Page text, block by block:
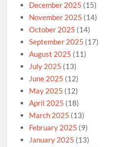
December 2025 (15)
November 2025 (14)
October 2025 (14)
September 2025 (17)
August 2025 (11)
July 2025 (13)
June 2025 (12)
May 2025 (12)
April 2025 (18)
March 2025 (13)
February 2025 (9)
January 2025 (13)